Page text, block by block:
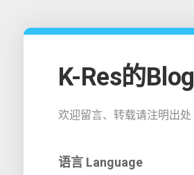
K-Res的Blog
欢迎留言、转载请注明出处
语言 Language